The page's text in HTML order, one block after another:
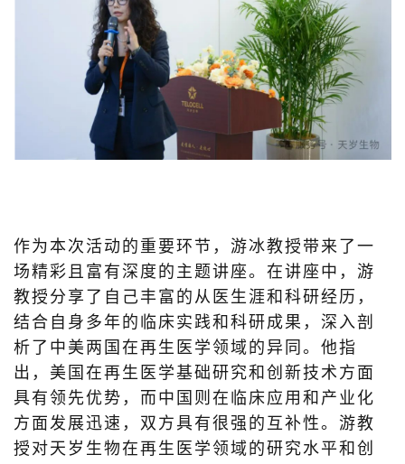
作为本次活动的重要环节，游冰教授带来了一
场精彩且富有深度的主题讲座。在讲座中，游
教授分享了自己丰富的从医生涯和科研经历，
结合自身多年的临床实践和科研成果，深入剖
析了中美两国在再生医学领域的异同。他指
出，美国在再生医学基础研究和创新技术方面
具有领先优势，而中国则在临床应用和产业化
方面发展迅速，双方具有很强的互补性。游教
授对天岁生物在再生医学领域的研究水平和创